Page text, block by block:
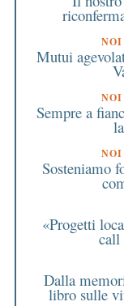
Mutui
Sempre a
Sosteniamo
«Progetti
call
Dalla
libro sulle